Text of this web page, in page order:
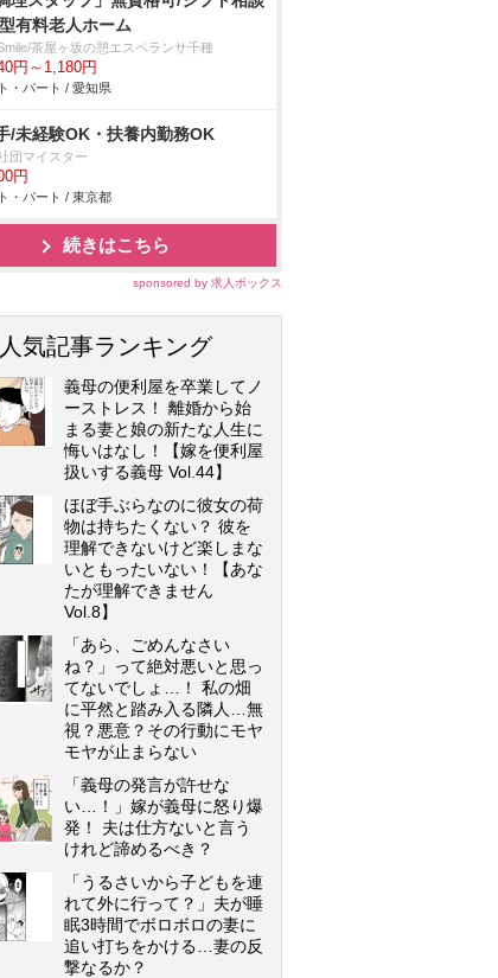
有料老人ホーム
茶屋ヶ坂の憩エスペランサ千種
円～1,180円
・パート / 愛知県
/未経験OK・扶養内勤務OK
団マイスター
円
・パート / 東京都
続きはこちら
sponsored by 求人ボックス
人気記事ランキング
義母の便利屋を卒業してノ
ーストレス！ 離婚から始
まる妻と娘の新たな人生に
悔いはなし！【嫁を便利屋
扱いする義母 Vol.44】
ほぼ手ぶらなのに彼女の荷
物は持ちたくない？ 彼を
理解できないけど楽しまな
いともったいない！【あな
たが理解できません
Vol.8】
「あら、ごめんなさい
ね？」って絶対悪いと思っ
てないでしょ…！ 私の畑
に平然と踏み入る隣人…無
視？悪意？その行動にモヤ
モヤが止まらない
「義母の発言が許せな
い…！」嫁が義母に怒り爆
発！ 夫は仕方ないと言う
けれど諦めるべき？
「うるさいから子どもを連
れて外に行って？」夫が睡
眠3時間でボロボロの妻に
追い打ちをかける…妻の反
撃なるか？